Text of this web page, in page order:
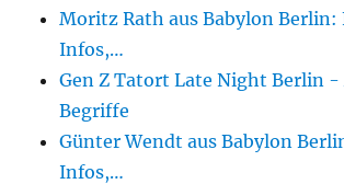
Moritz Rath aus Babylon Berlin:
Infos,…
Gen Z Tatort Late Night Berlin -
Begriffe
Günter Wendt aus Babylon
Infos,…